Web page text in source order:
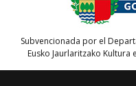
Subvencionada por el
Eusko Jaurlaritzako Kultura